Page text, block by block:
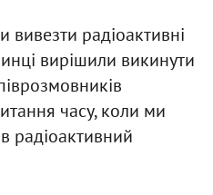
вивезти радіоактивні
вирішили викинути
часу, коли ми
радіоактивний